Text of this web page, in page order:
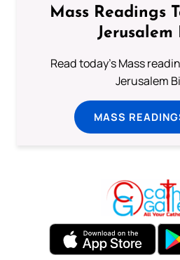
Mass Readings
Jerusalem
Read today's Mass
Jerusalem
MASS